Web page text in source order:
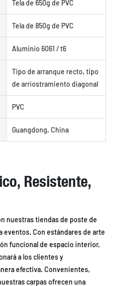
Tela de 650g de PVC
Tela de 850g de PVC
Aluminio 6061 / t6
Tipo de arranque recto, tipo
de arriostramiento diagonal
PVC
Guangdong, China
Resistente,
nuestras tiendas de poste de
eventos. Con estándares de arte
funcional de espacio interior,
a los clientes y
efectiva. Convenientes,
carpas ofrecen una